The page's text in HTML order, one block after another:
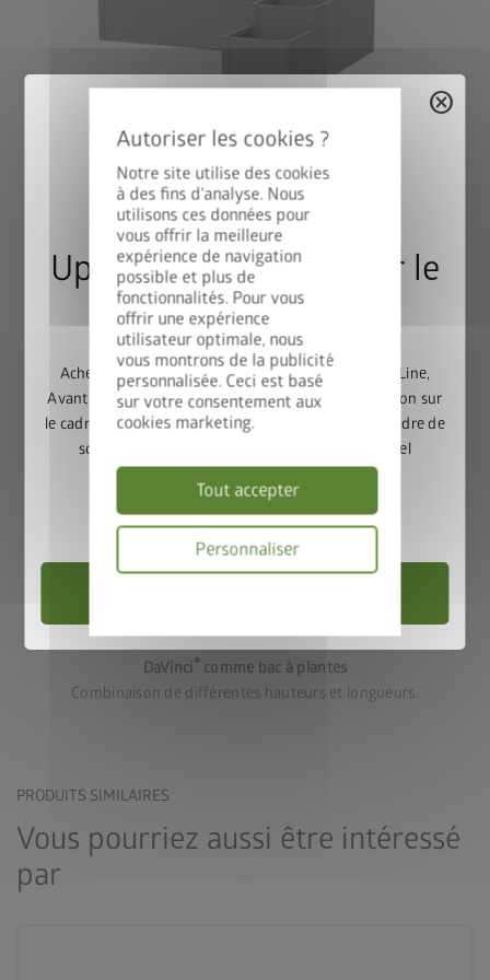
Notre site utilise des cookies
à des fins d'analyse. Nous
utilisons ces données pour
vous offrir la meilleure
expérience de navigation
possible et plus de
fonctionnalités. Pour vous
offrir une expérience
utilisateur optimale, nous
vous montrons de la publicité
personnalisée. Ceci est basé
sur votre consentement aux
cookies marketing.
Tout accepter
Personnaliser
confidentialité
Variante 2
DaVinci®comme brise-vue
Combinaison de différentes hauteurs et longueurs, avec
treillis et brise-vue.
DaVinci®comme bac à plantes
Combinaison de différentes hauteurs et longueurs.
PRODUITS SIMILAIRES
Vous pourriez aussi être intéressé
par
cancel
Upgrade Deal : 50% sur le
cadre de sol
Achetez un abri de jardin Europa, Panorama, HighLine,
AvantGarde ou Neo et bénéficiez de 50% de réduction sur
le cadre de sol assorti. Ajoutez l’abri de jardin et le cadre de
sol au panier, puis saisissez le code promotionnel
Valable jusqu’au 31/08/2026.